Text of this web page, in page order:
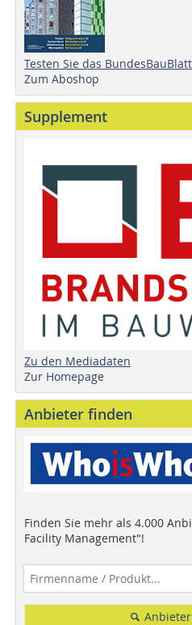
Testen Sie das
Zum Aboshop
Supplement
Zu den Mediadaten
Zur Homepage
Anbieter finden
Finden Sie mehr als 4.000
Facility Management"!